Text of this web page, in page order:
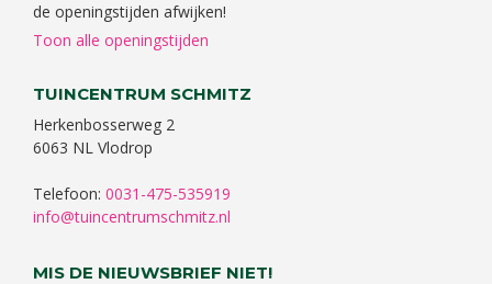
de openingstijden afwijken!
Toon alle openingstijden
TUINCENTRUM SCHMITZ
Herkenbosserweg 2
6063 NL Vlodrop
Telefoon: 0031-475-535919
info@tuincentrumschmitz.nl
MIS DE NIEUWSBRIEF NIET!